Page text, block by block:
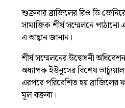
শুক্রবার ব্রাজিলের রিও ডি
সামাজিক শীর্ষ সম্মেলনে পাঠানো
এ আহ্বান জানান।
শীর্ষ সম্মেলনের উদ্বোধনী
অধ্যাপক ইউনূসের বিশেষ
এরপরে পরিবেশিত হয় ব্রাজিলের
মূল বক্তব্য।